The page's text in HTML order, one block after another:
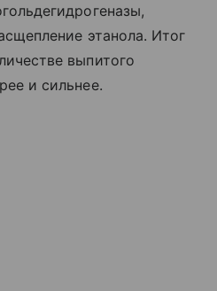
этанола. Итог
выпитого
и сильнее.